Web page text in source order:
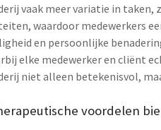
vaak meer variatie in taken,
waardoor medewerkers
en persoonlijke
elke medewerker en cliënt
niet alleen betekenisvol,
voordelen